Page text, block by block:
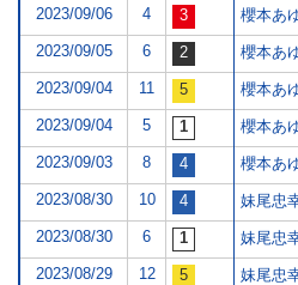
2023/09/06 4 櫻本あ
2023/09/05 6 櫻本あ
2023/09/04 11 櫻本あ
2023/09/04 5 櫻本あ
2023/09/03 8 櫻本あ
2023/08/30 10 妹尾忠
2023/08/30 6 妹尾忠
2023/08/29 12 妹尾忠